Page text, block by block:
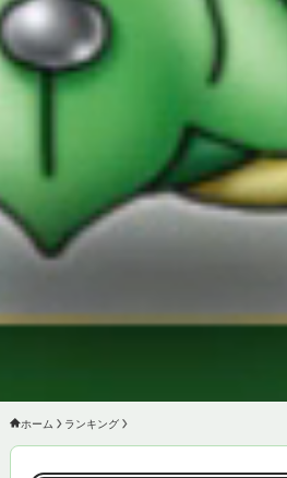
ホーム ランキング